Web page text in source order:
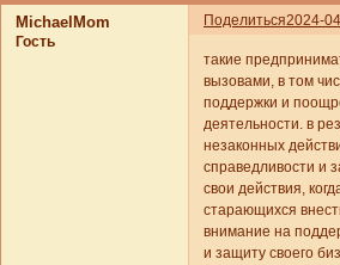
Поделиться2024-
MichaelMom
Гость
такие
вызовами, в том
поддержки и
деятельности. в
незаконных
справедливости и
свои действия,
старающихся
внимание на
и защиту своего